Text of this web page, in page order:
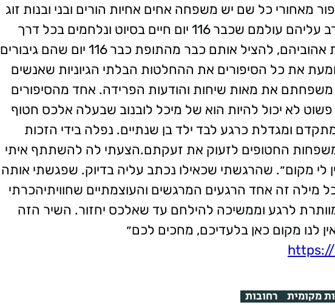
מאחורי כל שם יש משפחה אחים אחיות הורים ובני ובנות זוג
מאות אנשים שביום אחד חרב עליהם עולמם שכבר 116 יום חיים בסיוט ונלחמים בכל דרך
אפשרית להחזיר הביתה את אהוביהם, להציל אותם כבר מהתופת כבר 116 יום שהם גיבורים
את כל הסיפורים את ההחלטות הבלתי הגיוניות שאנשים
משפחתם את מאות שיחות והודעות הפרידה. אחד מהסיפורים
לא יכול להיות הוא של מיכל לובנוב שבעלה אלכס חטוף
ומגדלת כרגע לבד ילד בן שנתיים. נפלה בידי הזכות
משפחות החטופים לזעוק את זעקתם.הצעתי לה להשתתף איתי
לי מקום״. שהרגשתי שכאילו נכתב עליה בדיוק. שפגשתי אותה
מילה זה אחד הרגעים המרגשים והעוצמתיים שחוויתיהכרתי
לרגע וממשיכה להילחם עד שאלכס יחזור. השיר הזה
מקומית רחובות